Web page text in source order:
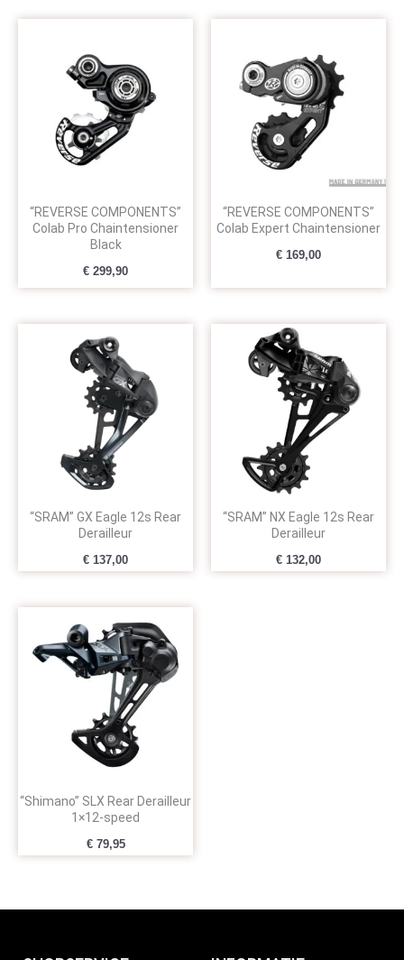
“REVERSE COMPONENTS”
Colab Pro Chaintensioner
Black
€ 299,90
“REVERSE COMPONENTS”
Colab Expert Chaintensioner
€ 169,00
“SRAM” GX Eagle 12s Rear
Derailleur
€ 137,00
“SRAM” NX Eagle 12s Rear
Derailleur
€ 132,00
“Shimano” SLX Rear Derailleur
1×12-speed
€79,95